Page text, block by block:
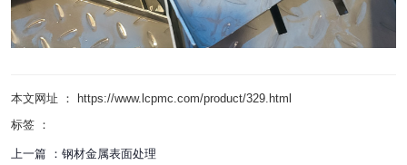
本文网址 ： https://www.lcpmc.com/product/329.html
标签 ：
上一篇 ： 钢材金属表面处理